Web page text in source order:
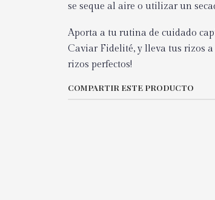
se seque al aire o utilizar un
Aporta a tu rutina de cuidado
Caviar Fidelité, y lleva tus rizos
rizos perfectos!
COMPARTIR ESTE PRODUCTO